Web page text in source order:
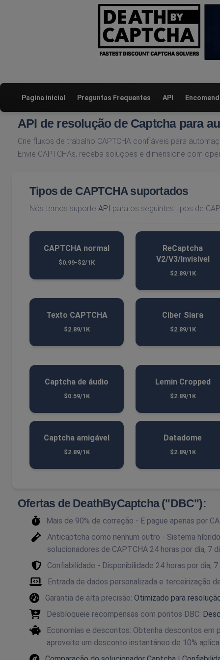
Pagina inicial Preguntas Frequentes API
API de resolução de Captcha para
Crie fluxos de trabalho CAPTCHA confiáveis ​​para
Envie CAPTCHAs, receba soluções e dimensione com
Tipos de CAPTCHA suportados
Nós temos suporte API para os seguintes tipos de
CAPTCHA normal
$0.99-$2/1K
ReCaptcha
V2/V3/Invisível
$2.89/1K
Texto CAPTCHA
$2.89/1K
Ciber Siara
$2.89/1K
Captcha de áudio
$0.59/1K
Lemin Cropped
$2.89/1K
Captcha amigável
$2.89/1K
Datadome
$2.89/1K
Ofertas de DeathByCaptcha ("DBC"):
Mais de 90% de correção - E pague apenas por
Anticaptcha como nenhum outro - Sistema
solucionadores de CAPTCHA 24 horas por dia, 7
Confiabilidade - Disponibilidade 24 horas por dia,
Entrada de dados personalizada e terceirização
Garantia de alta precisão: Otimizado para
Desbloqueie recompensas com pontos DBC:
Economias e descontos: Obtenha descontos em
aproveite um desconto instantâneo de 10%